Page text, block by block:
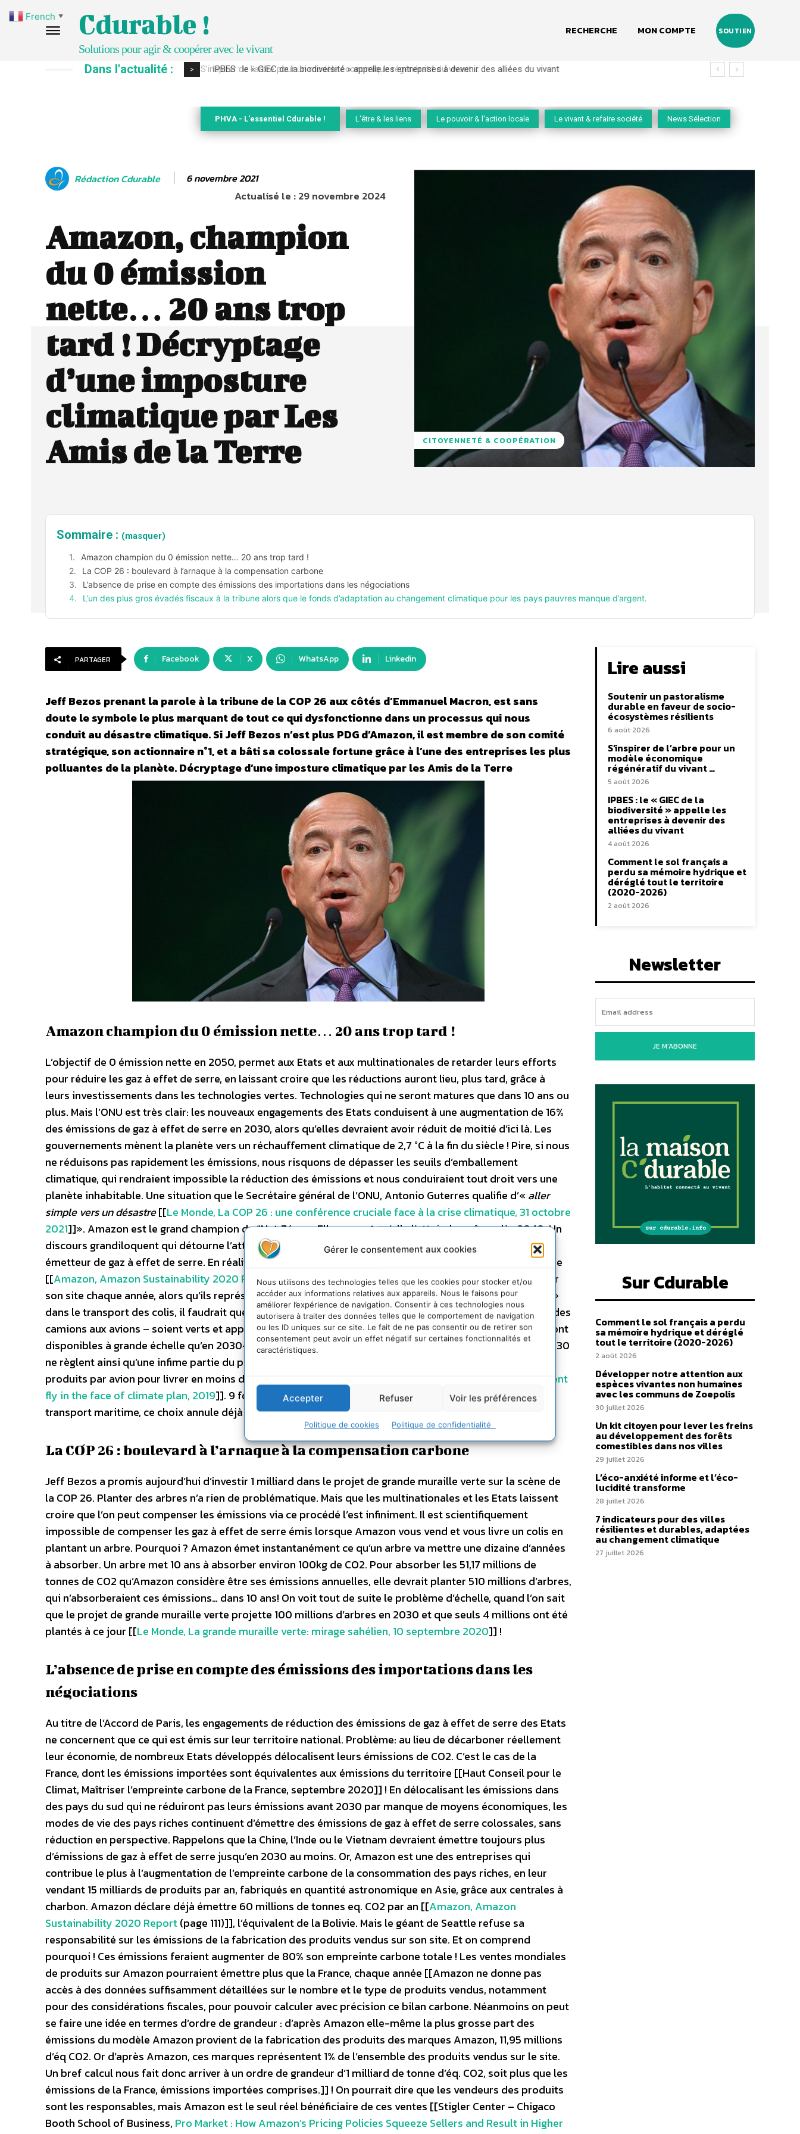
Gérer le consentement aux cookies
Nous utilisons des technologies telles que les cookies pour stocker et/ou
accéder aux informations relatives aux appareils. Nous le faisons pour
améliorer l’expérience de navigation. Consentir à ces technologies nous
autorisera à traiter des données telles que le comportement de navigation
ou les ID uniques sur ce site. Le fait de ne pas consentir ou de retirer son
consentement peut avoir un effet négatif sur certaines fonctionnalités et
caractéristiques.
Accepter Refuser Voir les préférences
Politique de cookies Politique de confidentialité
Cdurable !
Solutions pour agir & coopérer avec le vivant
RECHERCHE MON COMPTE SOUTIEN
Dans l'actualité : > IPBES : le « GIEC de la biodiversité » appelle les entreprises à devenir des alliées du vivant
PHVA - L'essentiel Cdurable ! L'être & les liens Le pouvoir & l'action locale Le vivant & refaire société News Sélection
Rédaction Cdurable 6 novembre 2021
Actualisé le :29 novembre 2024
Amazon, champion
du 0 émission
nette… 20 ans trop
tard ! Décryptage
d’une imposture
climatique par Les
Amis de la Terre
CITOYENNETÉ & COOPÉRATION
Sommaire : (masquer)
Amazon champion du 0 émission nette… 20 ans trop tard !
La COP 26 : boulevard à l’arnaque à la compensation carbone
L’absence de prise en compte des émissions des importations dans les négociations
L’un des plus gros évadés fiscaux à la tribune alors que le fonds d’adaptation au changement climatique pour les pays pauvres manque d’argent.
PARTAGER Facebook X WhatsApp Linkedin
Jeff Bezos prenant la parole à la tribune de la COP 26 aux côtés d’Emmanuel Macron, est sans
doute le symbole le plus marquant de tout ce qui dysfonctionne dans un processus qui nous
conduit au désastre climatique. Si Jeff Bezos n’est plus PDG d’Amazon, il est membre de son comité
stratégique, son actionnaire n°1, et a bâti sa colossale fortune grâce à l’une des entreprises les plus
polluantes de la planète. Décryptage d’une imposture climatique par les Amis de la Terre
Amazon champion du 0 émission nette… 20 ans trop tard !
L’objectif de 0 émission nette en 2050, permet aux Etats et aux multinationales de retarder leurs efforts
pour réduire les gaz à effet de serre, en laissant croire que les réductions auront lieu, plus tard, grâce à
leurs investissements dans les technologies vertes. Technologies qui ne seront matures que dans 10 ans ou
plus. Mais l’ONU est très clair: les nouveaux engagements des Etats conduisent à une augmentation de 16%
des émissions de gaz à effet de serre en 2030, alors qu’elles devraient avoir réduit de moitié d’ici là. Les
gouvernements mènent la planète vers un réchauffement climatique de 2,7 °C à la fin du siècle ! Pire, si nous
ne réduisons pas rapidement les émissions, nous risquons de dépasser les seuils d’emballement
climatique, qui rendraient impossible la réduction des émissions et nous conduiraient tout droit vers une
planète inhabitable. Une situation que le Secrétaire général de l’ONU, Antonio Guterres qualifie d’«aller
simple vers un désastre[[Le Monde, La COP 26 : une conférence cruciale face à la crise climatique, 31 octobre
2021]]». Amazon est le grand champion du “Net Zéro ». Elle promet qu’elle l’atteindra même dès 2040. Un
discours grandiloquent qui détourne l’attention et lui permet de ne rien changer à son modèle, très
émetteur de gaz à effet de serre. En réalité, les émissions d’Amazon ont augmenté de 19% l’année dernière
[[Amazon, Amazon Sustainability 2020 Report]] ! Amazon augmente les volumes de produits vendus sur
son site chaque année, alors qu’ils représentent 80% de ses émissions. Pour atteindre “0 émission nette
»
dans le transport des colis, il faudrait que tous les véhicules utilisés par Amazon et ses sous-traitants – des
camions aux avions – soient verts et approvisionnés par des énergies vertes. Or ces technologies ne seront
disponibles à grande échelle qu’en 2030-2035. Les 100 000 camionnettes électriques promises pour 2030
ne règlent ainsi qu’une infime partie du problème. Pire, Amazon augmente de 29% le transport de ses
produits par avion pour livrer en moins de 24H les consommateurs [[
Reuters, Amazon’s rising air shipment
fly in the face of climate plan, 2019]]. 9 fois plus polluant que le transport routier, 100 fois plus que le
transport maritime, ce choix annule déjà toutes ses promesses !
La COP 26 : boulevard à l’arnaque à la compensation carbone
Jeff Bezos a promis aujourd’hui d’investir 1 milliard dans le projet de grande muraille verte sur la scène de
la COP 26. Planter des arbres n’a rien de problématique. Mais que les multinationales et les Etats laissent
croire que l’on peut compenser les émissions via ce procédé l’est infiniment. Il est scientifiquement
impossible de compenser les gaz à effet de serre émis lorsque Amazon vous vend et vous livre un colis en
plantant un arbre. Pourquoi ? Amazon émet instantanément ce qu’un arbre va mettre une dizaine d’années
à absorber. Un arbre met 10 ans à absorber environ 100kg de CO2. Pour absorber les 51,17 millions de
tonnes de CO2 qu’Amazon considère être ses émissions annuelles, elle devrait planter 510 millions d’arbres,
qui n’absorberaient ces émissions… dans 10 ans! On voit tout de suite le problème d’échelle, quand l’on sait
que le projet de grande muraille verte projette 100 millions d’arbres en 2030 et que seuls 4 millions ont été
plantés à ce jour [[Le Monde, La grande muraille verte: mirage sahélien, 10 septembre 2020]] !
L’absence de prise en compte des émissions des importations dans les
négociations
Au titre de l’Accord de Paris, les engagements de réduction des émissions de gaz à effet de serre des Etats
ne concernent que ce qui est émis sur leur territoire national. Problème: au lieu de décarboner réellement
leur économie, de nombreux Etats développés délocalisent leurs émissions de CO2. C’est le cas de la
France, dont les émissions importées sont équivalentes aux émissions du territoire [[Haut Conseil pour le
Climat, Maîtriser l’empreinte carbone de la France, septembre 2020]] ! En délocalisant les émissions dans
des pays du sud qui ne réduiront pas leurs émissions avant 2030 par manque de moyens économiques, les
modes de vie des pays riches continuent d’émettre des émissions de gaz à effet de serre colossales, sans
réduction en perspective. Rappelons que la Chine, l’Inde ou le Vietnam devraient émettre toujours plus
d’émissions de gaz à effet de serre jusqu’en 2030 au moins. Or, Amazon est une des entreprises qui
contribue le plus à l’augmentation de l’empreinte carbone de la consommation des pays riches, en leur
vendant 15 milliards de produits par an, fabriqués en quantité astronomique en Asie, grâce aux centrales à
charbon. Amazon déclare déjà émettre 60 millions de tonnes eq. CO2 par an [[Amazon, Amazon
Sustainability 2020 Report(page 111)]], l’équivalent de la Bolivie. Mais le géant de Seattle refuse sa
responsabilité sur les émissions de la fabrication des produits vendus sur son site. Et on comprend
pourquoi ! Ces émissions feraient augmenter de 80% son empreinte carbone totale ! Les ventes mondiales
de produits sur Amazon pourraient émettre plus que la France, chaque année [[Amazon ne donne pas
accès à des données suffisamment détaillées sur le nombre et le type de produits vendus, notamment
pour des considérations fiscales, pour pouvoir calculer avec précision ce bilan carbone. Néanmoins on peut
se faire une idée en termes d’ordre de grandeur : d’après Amazon elle-même la plus grosse part des
émissions du modèle Amazon provient de la fabrication des produits des marques Amazon, 11,95 millions
d’éq CO2. Or d’après Amazon, ces marques représentent 1% de l’ensemble des produits vendus sur le site.
Un bref calcul nous fait donc arriver à un ordre de grandeur d’1 milliard de tonne d’éq. CO2, soit plus que les
émissions de la France, émissions importées comprises.]] ! On pourrait dire que les vendeurs des produits
sont les responsables, mais Amazon est le seul réel bénéficiaire de ces ventes [[Stigler Center – Chigaco
Booth School of Business, Pro Market : How Amazon’s Pricing Policies Squeeze Sellers and Result in Higher
Lire aussi
Soutenir un pastoralisme
durable en faveur de socio-
écosystèmes résilients
6 août 2026
S’inspirer de l’arbre pour un
modèle économique
régénératif du vivant …
5 août 2026
IPBES : le « GIEC de la
biodiversité » appelle les
entreprises à devenir des
alliées du vivant
4 août 2026
Comment le sol français a
perdu sa mémoire hydrique et
déréglé tout le territoire
(2020-2026)
2 août 2026
Newsletter
JE M'ABONNE
Sur Cdurable
Comment le sol français a perdu
sa mémoire hydrique et déréglé
tout le territoire (2020-2026)
2 août 2026
Développer notre attention aux
espèces vivantes non humaines
avec les communs de Zoepolis
30 juillet 2026
Un kit citoyen pour lever les freins
au développement des forêts
comestibles dans nos villes
29 juillet 2026
L’éco-anxiété informe et l’éco-
lucidité transforme
28 juillet 2026
7 indicateurs pour des villes
résilientes et durables, adaptées
au changement climatique
27 juillet 2026
French ▼